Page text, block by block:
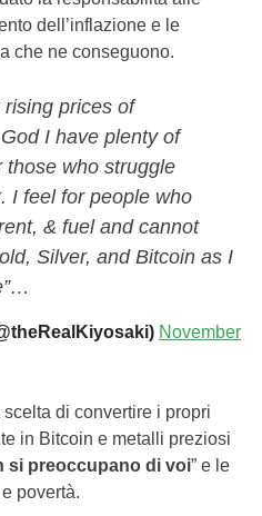
dell’inflazione e le
che ne conseguono.
prices of
I have plenty of
those who struggle
I feel for people who
& fuel and cannot
Silver, and Bitcoin as I
November
di convertire i propri
in Bitcoin e metalli preziosi
si preoccupano di voi” e le
povertà.